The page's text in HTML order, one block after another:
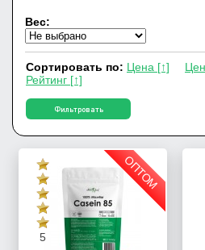
Вес:
Сортировать по: Цена [↑]
Рейтинг [↑]
Фильтровать
ОПТОМ
5